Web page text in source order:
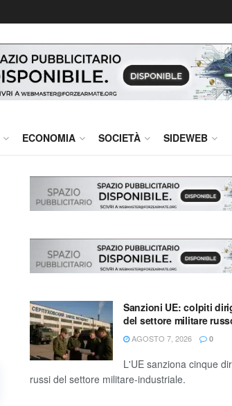
ECONOMIA SOCIETÀ SIDEWEB
Sanzioni UE: colpiti
del settore militare
AGOSTO 7, 2026 0
L'UE sanziona cinque
russi del settore militare-industriale.